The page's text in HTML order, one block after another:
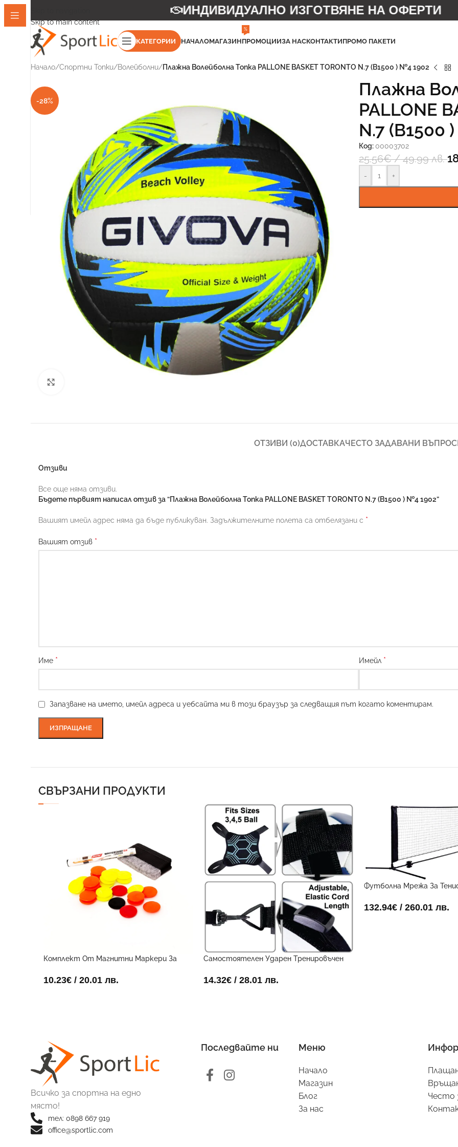
Skip to main content
ИНДИВИДУАЛНО ИЗГОТВЯНЕ НА ОФЕРТИ
КАТЕГОРИИ НАЧАЛОМАГАЗИНПРОМОЦИИ
%
ЗА НАСКОНТАКТИПРОМО ПАКЕТИ
Начало/Спортни Топки/Волейболни/Плажна Волейболна Топка PALLONE BASKET TORONTO N.7 (B1500 ) №4 1902
-28%
Плажна
PALLONE
N.7 (B1500
Код: 00003702
25.56€/ 49.99 лв.
- +
ОТЗИВИ (0)ДОСТАВКАЧЕСТО ЗАДАВАНИ
Отзиви
Все още няма отзиви.
Бъдете първият написал отзив за “Плажна Волейболна Топка PALLONE BASKET TORONTO N.7 (B1500 ) №4 1902”
Вашият имейл адрес няма да бъде публикуван. Задължителните полета са отбелязани с *
Вашият отзив *
Име * Имейл *
Запазване на името, имейл адреса и уебсайта ми в този браузър за следващия път когато коментирам.
СВЪРЗАНИ ПРОДУКТИ
Комплект От Магнитни Маркери За
10.23€ / 20.01 лв.
Самостоятелен Ударен Тренировъчен
14.32€ / 28.01 лв.
Футболна Мрежа За
132.94€/ 260.01 лв.
Всичко за спортна на едно
място!
тел: 0898 667 919
office@sportlic.com
Последвайте ни Меню
Начало
Магазин
Блог
За нас
Често